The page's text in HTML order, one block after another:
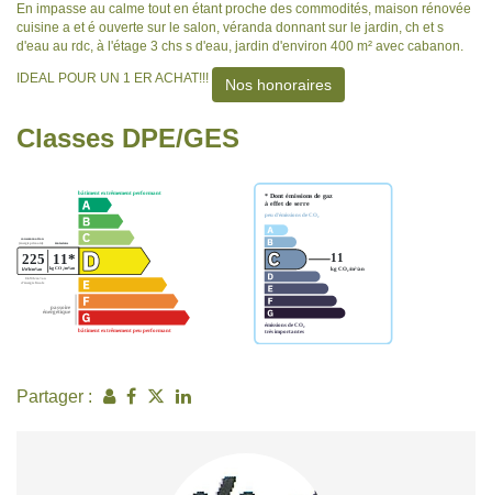
En impasse au calme tout en étant proche des commodités, maison rénovée
cuisine a et é ouverte sur le salon, véranda donnant sur le jardin, ch et s
d'eau au rdc, à l'étage 3 chs s d'eau, jardin d'environ 400 m² avec cabanon.
IDEAL POUR UN 1 ER ACHAT!!! Nos honoraires
Classes DPE/GES
Partager :